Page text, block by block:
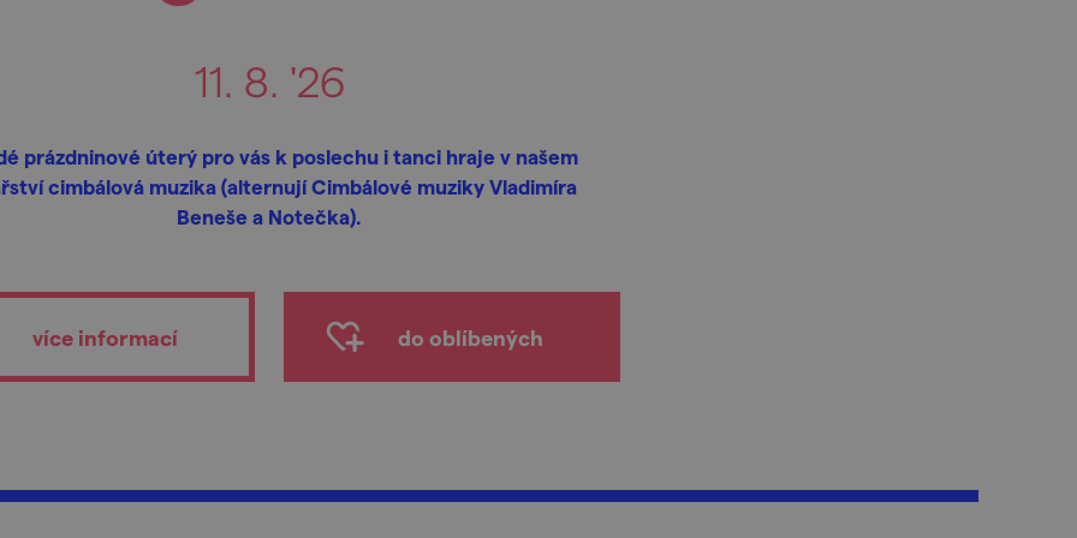
11. 8. '26
prázdninové úterý pro vás k poslechu i tanci hraje v našem
cimbálová muzika (alternují Cimbálové muziky Vladimíra
Beneše a Notečka).
více informací do oblíbených